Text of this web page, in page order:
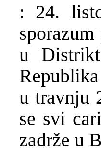
: 24.
u
u travnju
se svi
zadrže u